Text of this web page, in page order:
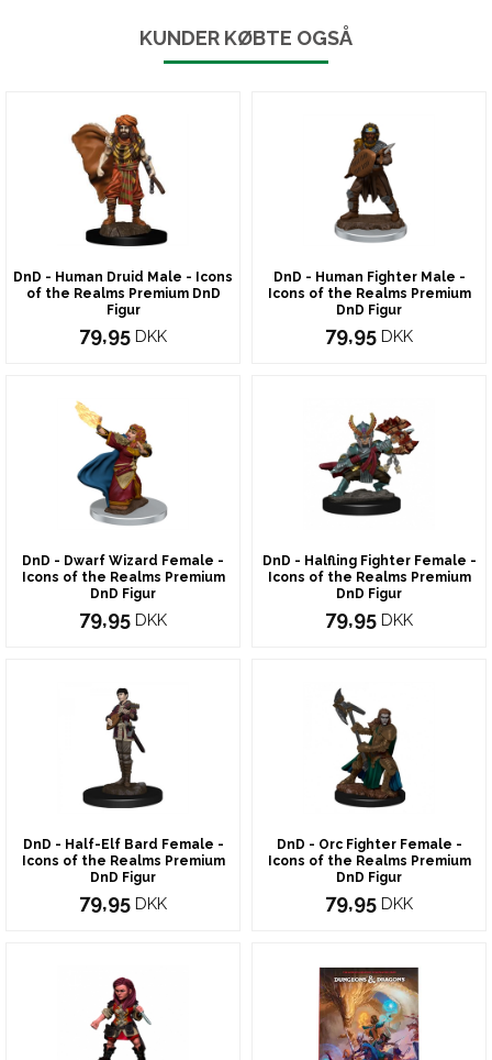
KUNDER KØBTE OGSÅ
DnD - Human Druid Male - Icons
of the Realms Premium DnD
Figur
79,95 DKK
DnD - Human Fighter Male -
Icons of the Realms Premium
DnD Figur
79,95 DKK
DnD - Dwarf Wizard Female -
Icons of the Realms Premium
DnD Figur
79,95 DKK
DnD - Halfling Fighter Female -
Icons of the Realms Premium
DnD Figur
79,95 DKK
DnD - Half-Elf Bard Female -
Icons of the Realms Premium
DnD Figur
79,95 DKK
DnD - Orc Fighter Female -
Icons of the Realms Premium
DnD Figur
79,95 DKK